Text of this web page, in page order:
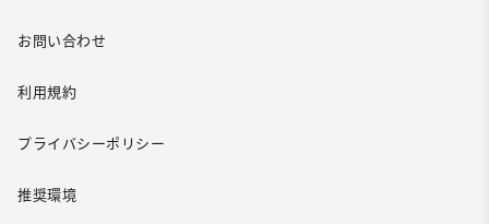
お問い合わせ
利用規約
プライバシーポリシー
推奨環境